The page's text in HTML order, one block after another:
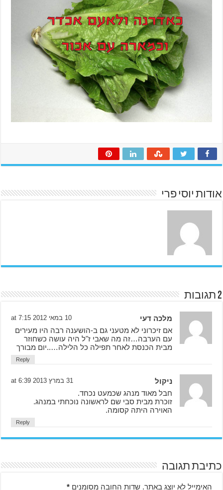
אודות יוסי פרי
2 תגובות
מלכה דעי 10 במאי 2012 at 7:15
אם זיכרוני לא מטעני גם ב-הושענה רבה היו מעירים
עם הערבה…זה מה שאבי ז"ל היה עושה כשחוזר
מבית הכנסת לאחר תפילה כל הלילה…..יום מבורך
Reply
ניקול 31 במרץ 2013 at 6:39
חבל מאוד מנהג שכמעט נכחד.
זוכרת מבית סבי שם לראשונה נוכחתי במנהג.
האוירה היתה קסומה.
Reply
כתיבת תגובה
האימייל לא יוצג באתר. שדות החובה מסומנים*